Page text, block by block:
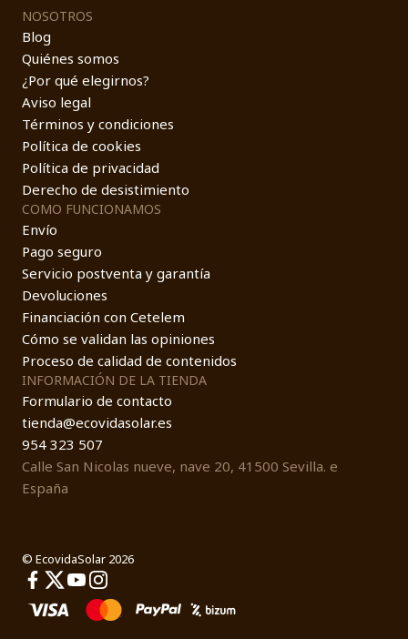
NOSOTROS
Blog
Quiénes somos
¿Por qué elegirnos?
Aviso legal
Términos y condiciones
Política de cookies
Política de privacidad
Derecho de desistimiento
COMO FUNCIONAMOS
Envío
Pago seguro
Servicio postventa y garantía
Devoluciones
Financiación con Cetelem
Cómo se validan las opiniones
Proceso de calidad de contenidos
INFORMACIÓN DE LA TIENDA
Formulario de contacto
tienda@ecovidasolar.es
954 323 507
Calle San Nicolas nueve, nave 20, 41500 Sevilla. e
España
© EcovidaSolar 2026